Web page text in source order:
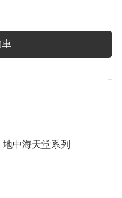
車
−
中海天堂系列